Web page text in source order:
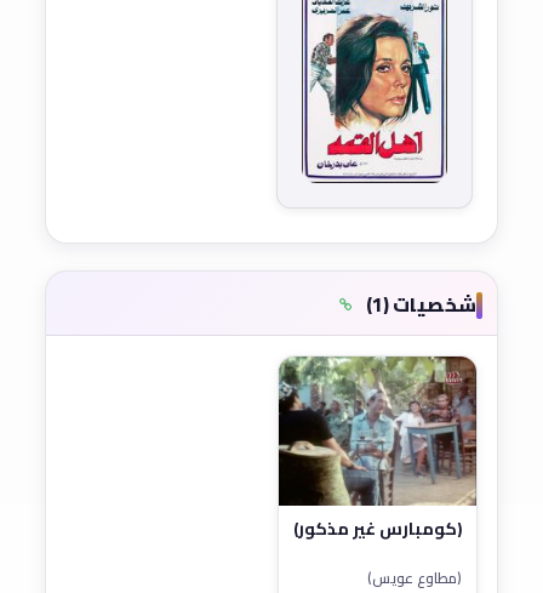
شخصيات (1)
(كومبارس غير مذكور)
(مطاوع عويس)